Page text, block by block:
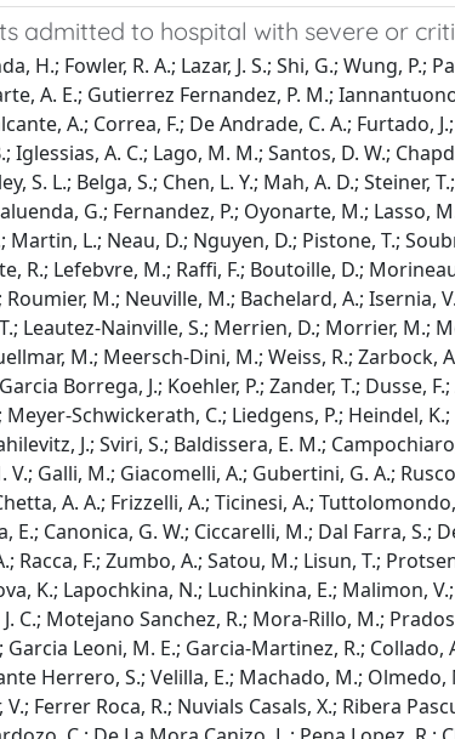
admitted to hospital with severe or
H.; Fowler, R. A.; Lazar, J. S.; Shi, G.; Wung,
A. E.; Gutierrez Fernandez, P. M.;
A.; Correa, F.; De Andrade, C. A.; Furtado,
Iglessias, A. C.; Lago, M. M.; Santos, D. W.;
S. L.; Belga, S.; Chen, L. Y.; Mah, A. D.; Steiner,
G.; Fernandez, P.; Oyonarte, M.; Lasso,
Martin, L.; Neau, D.; Nguyen, D.; Pistone, T.;
R.; Lefebvre, M.; Raffi, F.; Boutoille, D.;
M.; Neuville, M.; Bachelard, A.; Isernia,
Leautez-Nainville, S.; Merrien, D.; Morrier, M.;
M.; Meersch-Dini, M.; Weiss, R.; Zarbock,
Borrega, J.; Koehler, P.; Zander, T.;
Meyer-Schwickerath, C.; Liedgens, P.; Heindel,
J.; Sviri, S.; Baldissera, E. M.;
V.; Galli, M.; Giacomelli, A.; Gubertini, G. A.;
A. A.; Frizzelli, A.; Ticinesi, A.;
E.; Canonica, G. W.; Ciccarelli, M.; Dal Farra, S.;
Racca, F.; Zumbo, A.; Satou, M.; Lisun, T.;
K.; Lapochkina, N.; Luchinkina, E.; Malimon,
C.; Motejano Sanchez, R.; Mora-Rillo, M.;
Leoni, M. E.; Garcia-Martinez, R.;
Herrero, S.; Velilla, E.; Machado, M.;
Ferrer Roca, R.; Nuvials Casals, X.; Ribera